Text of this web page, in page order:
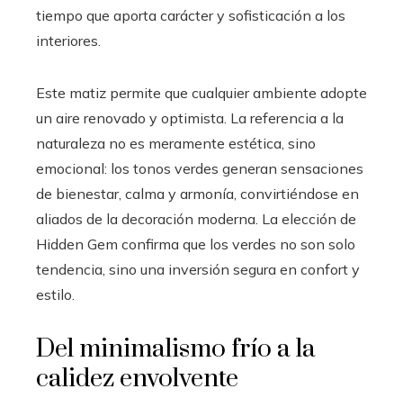
tiempo que aporta carácter y sofisticación a los
interiores.
Este matiz permite que cualquier ambiente adopte
un aire renovado y optimista. La referencia a la
naturaleza no es meramente estética, sino
emocional: los tonos verdes generan sensaciones
de bienestar, calma y armonía, convirtiéndose en
aliados de la decoración moderna. La elección de
Hidden Gem confirma que los verdes no son solo
tendencia, sino una inversión segura en confort y
estilo.
Del minimalismo frío a la
calidez envolvente